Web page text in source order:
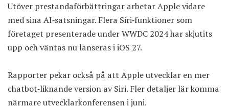
Utöver prestandaförbättringar arbetar Apple vidare
med sina AI‑satsningar. Flera Siri‑funktioner som
företaget presenterade under WWDC 2024 har skjutits
upp och väntas nu lanseras i iOS 27.
Rapporter pekar också på att Apple utvecklar en mer
chatbot‑liknande version av Siri. Fler detaljer lär komma
närmare utvecklarkonferensen i juni.